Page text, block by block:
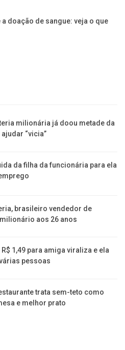
doação de sangue: veja o que
milionária já doou metade da
“vicia”
da filha da funcionária para ela
brasileiro vendedor de
aos 26 anos
1,49 para amiga viraliza e ela
pessoas
trata sem-teto como
e melhor prato